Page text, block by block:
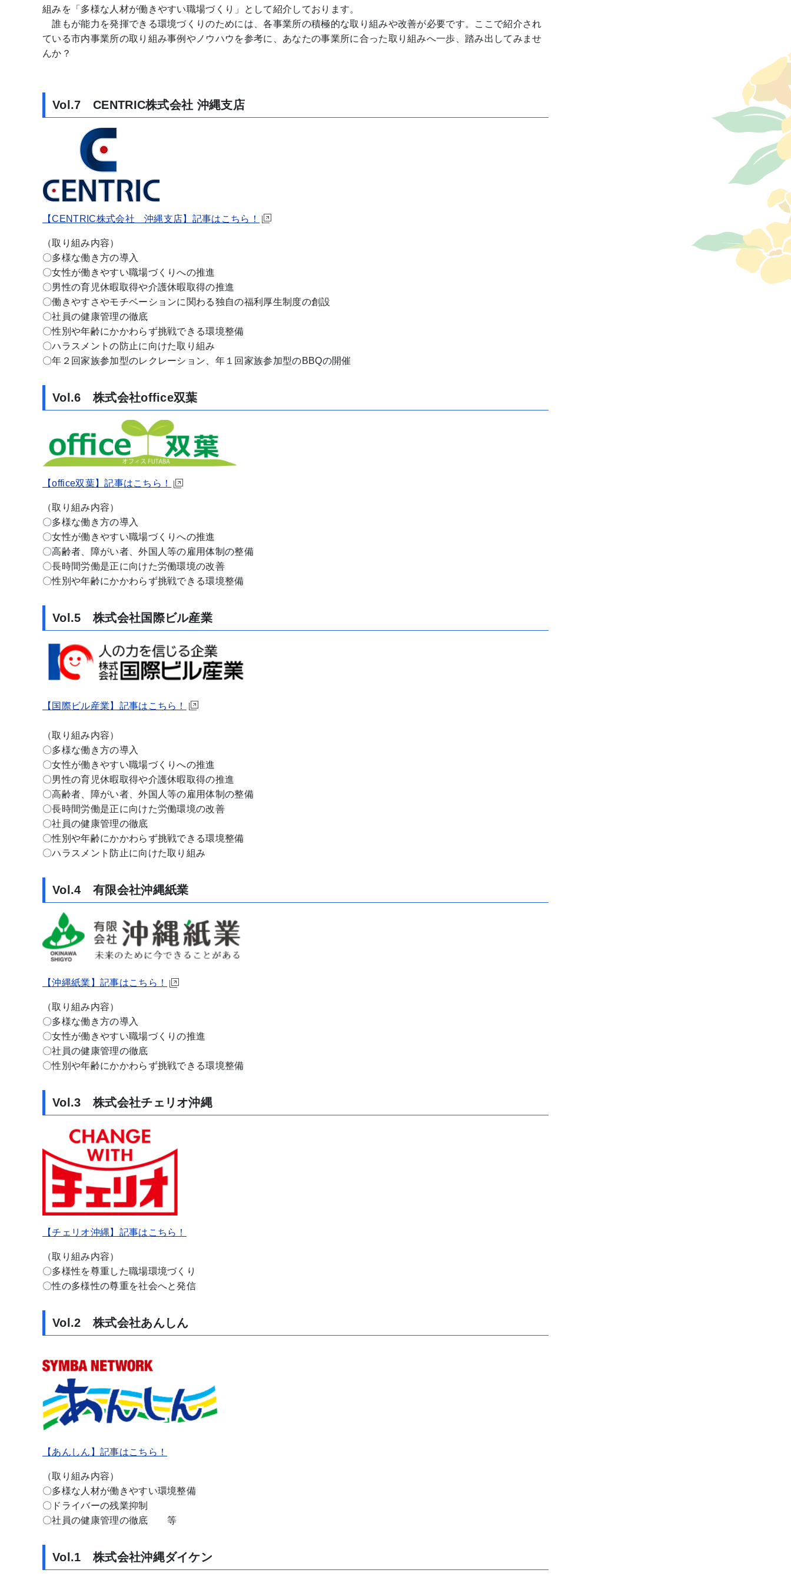
組みを「多様な人材が働きやすい職場づくり」として紹介しております。
誰もが能力を発揮できる環境づくりのためには、各事業所の積極的な取り組みや改善が必要です。ここで紹介され
ている市内事業所の取り組み事例やノウハウを参考に、あなたの事業所に合った取り組みへ一歩、踏み出してみませ
んか？
Vol.7 CENTRIC株式会社 沖縄支店
【CENTRIC株式会社 沖縄支店】記事はこちら！
（取り組み内容）
〇多様な働き方の導入
〇女性が働きやすい職場づくりへの推進
〇男性の育児休暇取得や介護休暇取得の推進
〇働きやすさやモチベーションに関わる独自の福利厚生制度の創設
〇社員の健康管理の徹底
〇性別や年齢にかかわらず挑戦できる環境整備
〇ハラスメントの防止に向けた取り組み
〇年２回家族参加型のレクレーション、年１回家族参加型のBBQの開催
Vol.6 株式会社office双葉
【office双葉】記事はこちら！
（取り組み内容）
〇多様な働き方の導入
〇女性が働きやすい職場づくりへの推進
〇高齢者、障がい者、外国人等の雇用体制の整備
〇長時間労働是正に向けた労働環境の改善
〇性別や年齢にかかわらず挑戦できる環境整備
Vol.5 株式会社国際ビル産業
【国際ビル産業】記事はこちら！
（取り組み内容）
〇多様な働き方の導入
〇女性が働きやすい職場づくりへの推進
〇男性の育児休暇取得や介護休暇取得の推進
〇高齢者、障がい者、外国人等の雇用体制の整備
〇長時間労働是正に向けた労働環境の改善
〇社員の健康管理の徹底
〇性別や年齢にかかわらず挑戦できる環境整備
〇ハラスメント防止に向けた取り組み
Vol.4 有限会社沖縄紙業
【沖縄紙業】記事はこちら！
（取り組み内容）
〇多様な働き方の導入
〇女性が働きやすい職場づくりの推進
〇社員の健康管理の徹底
〇性別や年齢にかかわらず挑戦できる環境整備
Vol.3 株式会社チェリオ沖縄
【チェリオ沖縄】記事はこちら！
（取り組み内容）
〇多様性を尊重した職場環境づくり
〇性の多様性の尊重を社会へと発信
Vol.2 株式会社あんしん
【あんしん】記事はこちら！
（取り組み内容）
〇多様な人材が働きやすい環境整備
〇ドライバーの残業抑制
〇社員の健康管理の徹底 等
Vol.1 株式会社沖縄ダイケン